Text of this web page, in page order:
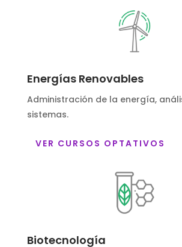
Energías Renovables
Administración de la energía,
sistemas.
VER CURSOS OPTATIVOS
Biotecnología